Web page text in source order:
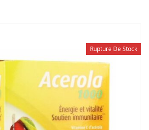
Rupture De Stock